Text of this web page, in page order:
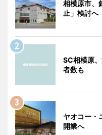
相模原市、
止」検討
SC相模原
者数も
ヤオコー・
開業へ